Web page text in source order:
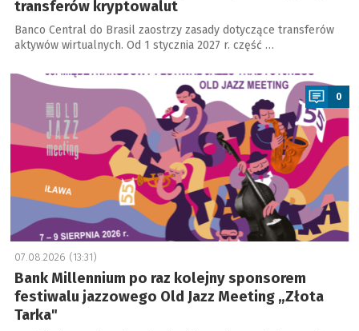
transferów kryptowalut
Banco Central do Brasil zaostrzy zasady dotyczące transferów
aktywów wirtualnych. Od 1 stycznia 2027 r. część …
a
0
07.08.2026 (13:31)
Bank Millennium po raz kolejny sponsorem
festiwalu jazzowego Old Jazz Meeting „Złota
Tarka"